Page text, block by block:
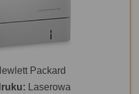
Packard
Laserowa